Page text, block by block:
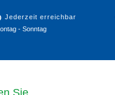
Jederzeit erreichbar
- Sonntag
Sie